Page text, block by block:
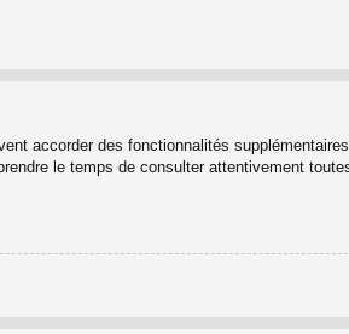
accorder des fonctionnalités
le temps de consulter attentivement